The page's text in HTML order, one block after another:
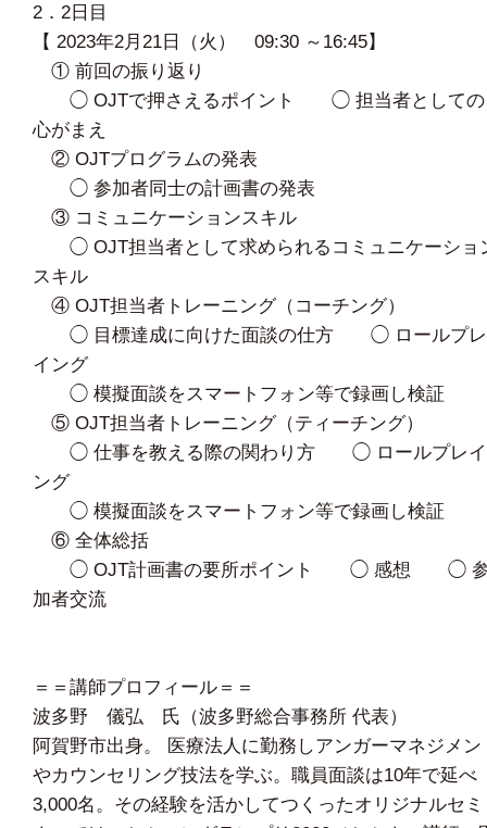
2．2日目
【 2023年2月21日（火） 09:30 ～16:45】
① 前回の振り返り
◯ OJTで押さえるポイント ◯ 担当者としての
心がまえ
② OJTプログラムの発表
◯ 参加者同士の計画書の発表
③ コミュニケーションスキル
◯ OJT担当者として求められるコミュニケーショ
スキル
④ OJT担当者トレーニング（コーチング）
◯ 目標達成に向けた面談の仕方 ◯ ロールプレ
イング
◯ 模擬面談をスマートフォン等で録画し検証
⑤ OJT担当者トレーニング（ティーチング）
◯ 仕事を教える際の関わり方 ◯ ロールプレイ
ング
◯ 模擬面談をスマートフォン等で録画し検証
⑥ 全体総括
◯ OJT計画書の要所ポイント ◯ 感想 ◯
加者交流
＝＝講師プロフィール＝＝
波多野 儀弘 氏（波多野総合事務所 代表）
阿賀野市出身。 医療法人に勤務しアンガーマネジメン
やカウンセリング技法を学ぶ。職員面談は10年で延べ
3,000名。その経験を活かしてつくったオリジナルセミ